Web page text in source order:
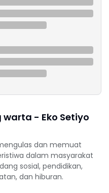
- Eko Setiyo
dan memuat
dalam masyarakat
sosial, pendidikan,
dan hiburan.